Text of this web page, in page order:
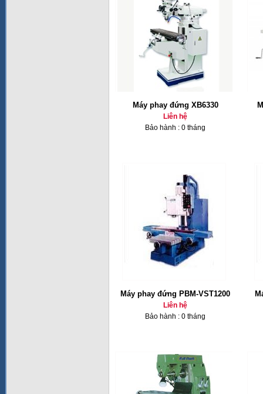
Máy phay đứng XB6330
Liên hệ
Bảo hành : 0 tháng
Máy phay đứng PBM-VST1200
Liên hệ
Bảo hành : 0 tháng